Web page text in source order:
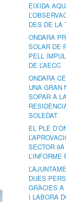
EIXIDA
DES DE LA
ONDARA
SOLAR DE
PELL
DE L’AECC
ONDARA
UNA GRAN
SOPAR A
SOLEDAT
EL PLE
SECTOR
DUES
GRÀCIES
I LABORA